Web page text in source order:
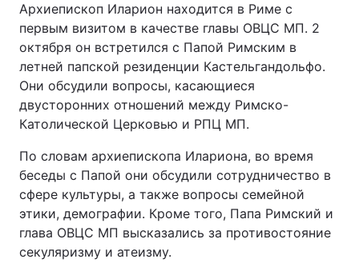
Архиепископ Иларион находится в Риме с
первым визитом в качестве главы ОВЦС МП. 2
октября он встретился с Папой Римским в
летней папской резиденции Кастельгандольфо.
Они обсудили вопросы, касающиеся
двусторонних отношений между Римско-
Католической Церковью и РПЦ МП.
По словам архиепископа Илариона, во время
беседы с Папой они обсудили сотрудничество в
сфере культуры, а также вопросы семейной
этики, демографии. Кроме того, Папа Римский и
глава ОВЦС МП высказались за противостояние
секуляризму и атеизму.